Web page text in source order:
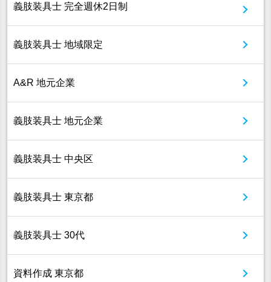
義肢装具士 完全週休2日制
義肢装具士 地域限定
A&R 地元企業
義肢装具士 地元企業
義肢装具士 中央区
義肢装具士 東京都
義肢装具士 30代
資料作成 東京都